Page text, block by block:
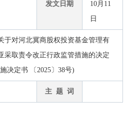
发文日期
10月11
日
于对河北冀商股权投资基金管理有
采取责令改正行政监管措施的决定
决定书 〔2025〕38号)
主 题 词